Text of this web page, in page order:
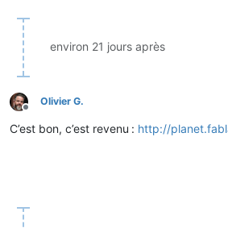
environ 21 jours après
Hors-ligne
Olivier G.
C’est bon, c’est revenu : http://